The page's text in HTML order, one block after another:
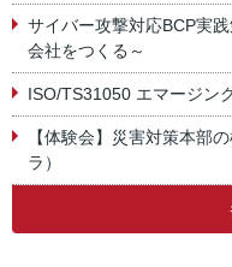
サイバー攻撃対応BCP実
会社をつくる～
ISO/TS31050 エマージン
【体験会】災害対策本部
ラ）